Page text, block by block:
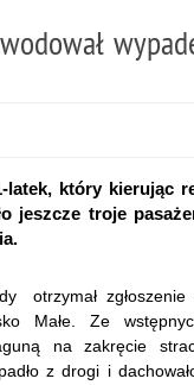
który kierując
jeszcze troje
otrzymał zgłoszenie
Małe. Ze
na zakręcie
z drogi i